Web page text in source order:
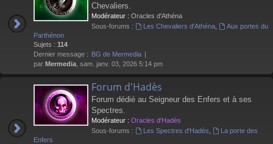
Chevaliers.
Modérateur : Oracles d'Athéna
Sous-forums :
Les Chevaliers d'Athéna,
Aux portes du
Parthénon
Sujets : 114
Dernier message : BG de Mermedia
par Mermedia , sam. janv. 03, 2026 5:14 pm
Forum d'Hadès
Forum dédié au Seigneur des Enfers et à ses
Spectres.
Modérateur : Oracles d'Hadès
Sous-forums :
Les Spectres d'Hadès
La porte des
Enfers